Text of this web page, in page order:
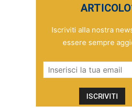
Iscriviti alla nostra
essere sempre